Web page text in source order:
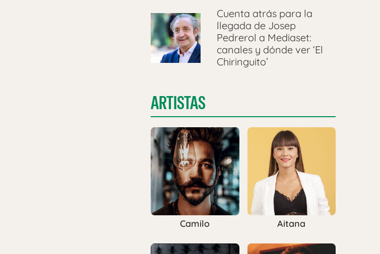
Cuenta atrás para la
llegada de Josep
Pedrerol a Mediaset:
canales y dónde ver ‘El
Chiringuito’
ARTISTAS
Camilo Aitana